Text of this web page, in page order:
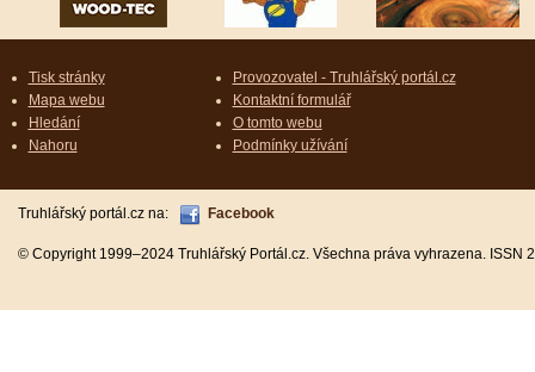
Tisk stránky
Mapa webu
Hledání
Nahoru
Provozovatel - Truhlářský portál.cz
Kontaktní formulář
O tomto webu
Podmínky užívání
Truhlářský portál.cz na: Facebook
© Copyright 1999–2024 Truhlářský Portál.cz. Všechna práva vyhrazena.